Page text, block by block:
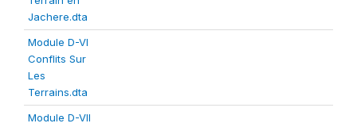
Jachere.dta
Module D-VI
Conflits Sur
Les
Terrains.dta
Module D-VII